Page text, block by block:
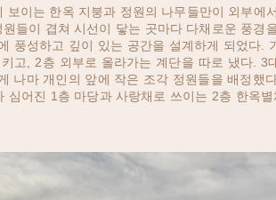
이는 한옥 지붕과 정원의 나무들만이 외부에
들이 겹쳐 시선이 닿는 곳마다 다채로운 풍경
풍성하고 깊이 있는 공간을 설계하게 되었다.
고, 2층 외부로 올라가는 계단을 따로 냈다. 3
나마 개인의 앞에 작은 조각 정원들을 배정했
어진 1층 마당과 사랑채로 쓰이는 2층 한옥